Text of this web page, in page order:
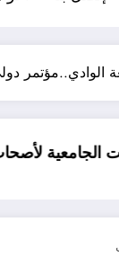
الوادي..مؤتمر
11 12 لسنة 2026